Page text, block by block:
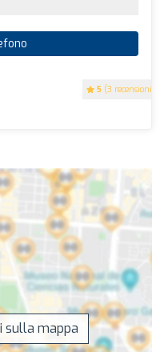
5 (3 recensioni)
sulla mappa